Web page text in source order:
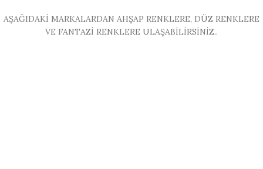
AŞAĞIDAKİ MARKALARDAN AHŞAP RENKLERE, DÜZ RENKLERE
VE FANTAZİ RENKLERE ULAŞABİLİRSİNİZ..